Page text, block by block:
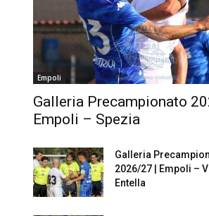
Empoli
Galleria Precampionato
Empoli – Spezia
Galleria
2026/27 | Empoli –
Entella